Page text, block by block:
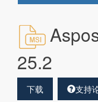
25.2
下载 支持